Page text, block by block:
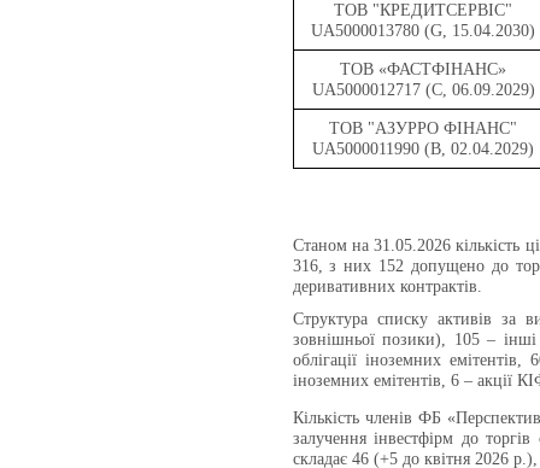
ТОВ "КРЕДИТСЕРВІС"
UA5000013780 (G, 15.04.2030)
ТОВ «ФАСТФІНАНС»
UA5000012717 (C, 06.09.2029)
ТОВ "АЗУРРО ФІНАНС"
UA5000011990 (B, 02.04.2029)
Станом на 31.05.2026кількість
316, з них 152 допущено до
деривативних контрактів.
Структура списку активів за
зовнішньої позики), 105 – інші
облігації іноземних
іноземних емітентів, 6 – акції
Кількість членів ФБ
залучення інвестфірм до
складає 46 (+5 до квітня 2026